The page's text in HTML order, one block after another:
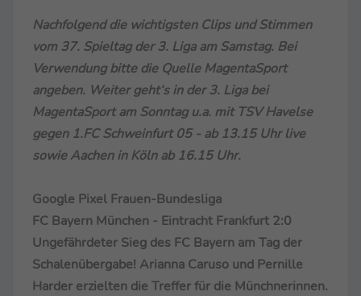
Nachfolgend die wichtigsten Clips und Stimmen
vom 37. Spieltag der 3. Liga am Samstag. Bei
Verwendung bitte die Quelle MagentaSport
angeben. Weiter geht‘s in der 3. Liga bei
MagentaSport am Sonntag u.a. mit TSV Havelse
gegen 1.FC Schweinfurt 05 - ab 13.15 Uhr live
sowie Aachen in Köln ab 16.15 Uhr.
Google Pixel Frauen-Bundesliga
FC Bayern München - Eintracht Frankfurt 2:0
Ungefährdeter Sieg des FC Bayern am Tag der
Schalenübergabe! Arianna Caruso und Pernille
Harder erzielten die Treffer für die Münchnerinnen.